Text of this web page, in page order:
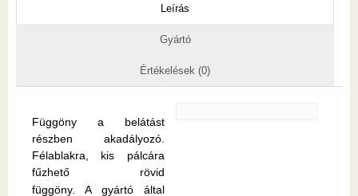
Leírás
Gyártó
Értékelések (0)
Függöny a belátást
részben akadályozó.
Félablakra, kis pálcára
fűzhető rövid
függöny.A gyártó által